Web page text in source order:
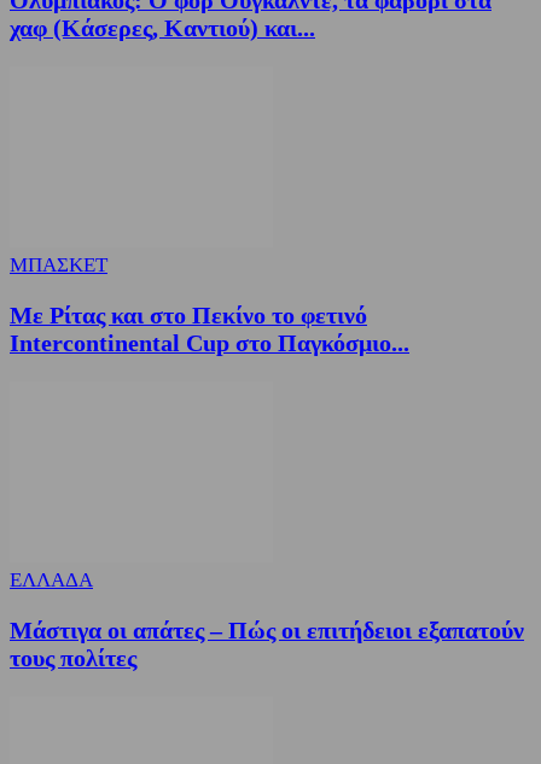
χαφ (Κάσερες, Καντιού) και...
ΜΠΑΣΚΕΤ
Με Ρίτας και στο Πεκίνο το φετινό
Intercontinental Cup στο Παγκόσμιο...
ΕΛΛΑΔΑ
Μάστιγα οι απάτες – Πώς οι επιτήδειοι εξαπατούν
τους πολίτες